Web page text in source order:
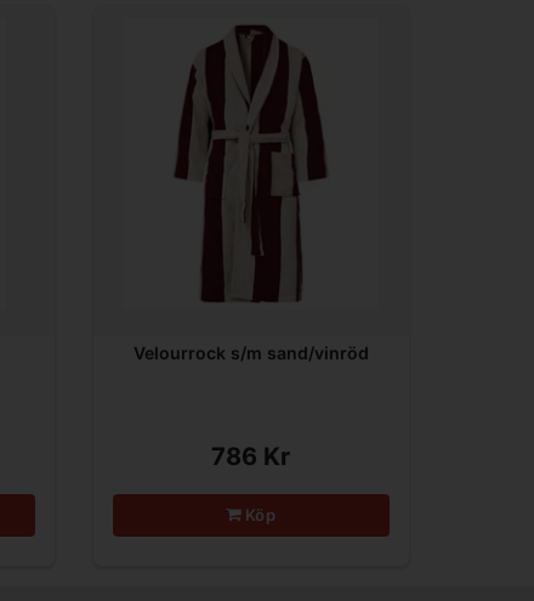
Velourrock s/m sand/vinröd
786 Kr
Köp